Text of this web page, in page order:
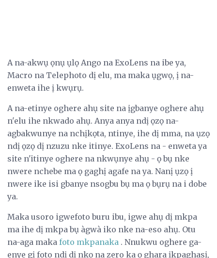
A na-akwụ ọnụ ụlọ Ango na ExoLens na ibe ya,
Macro na Telephoto dị elu, ma maka ụgwọ, ị na-
enweta ihe ị kwụrụ.
A na-etinye oghere ahụ site na ịgbanye oghere ahụ
n'elu ihe nkwado ahụ. Anya anya ndị ọzọ na-
agbakwunye na nchịkọta, ntinye, ihe dị mma, na ụzọ
ndị ọzọ dị nzuzu nke itinye. ExoLens na - enweta ya
site n'itinye oghere na nkwụnye ahụ - ọ bụ nke
nwere nchebe ma ọ gaghị agafe na ya. Nanị ụzọ ị
nwere ike isi gbanye nsogbu bụ ma ọ bụrụ na i dobe
ya.
Maka usoro igwefoto buru ibu, igwe ahụ dị mkpa
ma ihe dị mkpa bụ àgwà iko nke na-eso ahụ. Otu
na-aga maka foto mkpanaka . Nnukwu oghere ga-
enye gị foto ndị dị nkọ na zero ka ọ ghara ịkpaghasị,